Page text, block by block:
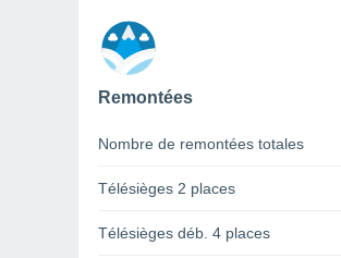
Remontées
Nombre de remontées totales
Télésièges 2 places
Télésièges déb. 4 places